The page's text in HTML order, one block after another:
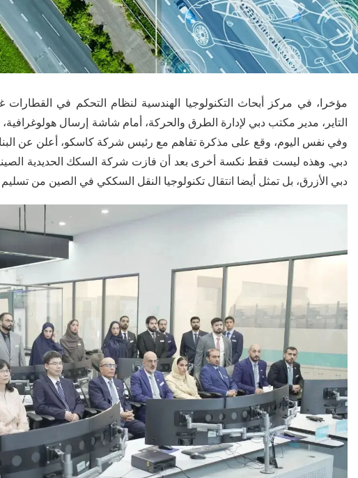
مؤخرا، في مركز أبحاث التكنولوجيا الهندسية لنظام التحكم في
التاير، مدير مكتب دبي لإدارة الطرق والحركة، أمام شاشة إرسال
وفي نفس اليوم، وقع على مذكرة تفاهم مع رئيس شركة كاسكو، أعلن عن
دبي. وهذه ليست فقط نكسة أخرى بعد أن فازت شركة السكك الحديدية
دبي الأزرق، بل تمثل أيضا انتقال تكنولوجيا النقل السككي في الصين من